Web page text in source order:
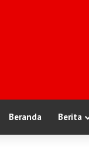
Beranda Berita